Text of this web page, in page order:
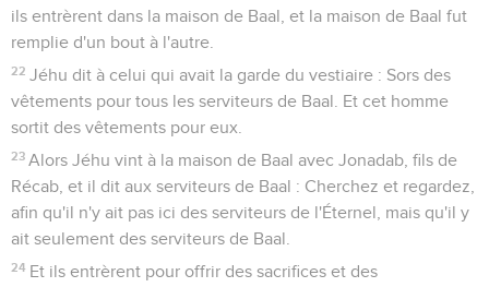
ils entrèrent dans la maison de Baal, et la maison de Baal fut
remplie d'un bout à l'autre.
22 Jéhu dit à celui qui avait la garde du vestiaire : Sors des
vêtements pour tous les serviteurs de Baal. Et cet homme
sortit des vêtements pour eux.
23 Alors Jéhu vint à la maison de Baal avec Jonadab, fils de
Récab, et il dit aux serviteurs de Baal : Cherchez et regardez,
afin qu'il n'y ait pas ici des serviteurs de l'Éternel, mais qu'il y
ait seulement des serviteurs de Baal.
24 Et ils entrèrent pour offrir des sacrifices et des